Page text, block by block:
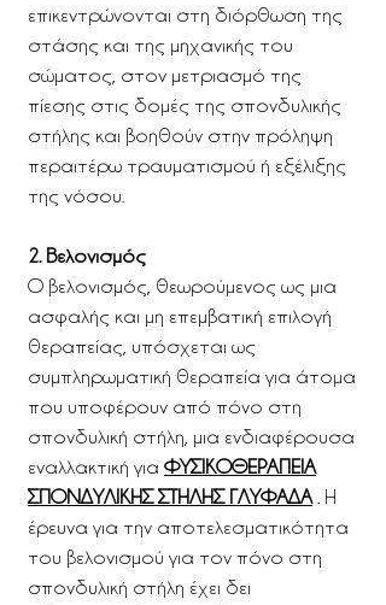
επικεντρώνονται στη διόρθωση της
στάσης και της μηχανικής του
σώματος, στον μετριασμό της
πίεσης στις δομές της σπονδυλικής
στήλης και βοηθούν στην πρόληψη
περαιτέρω τραυματισμού ή εξέλιξης
της νόσου.
2. Βελονισμός
Ο βελονισμός, θεωρούμενος ως μια
ασφαλής και μη επεμβατική επιλογή
θεραπείας, υπόσχεται ως
συμπληρωματική θεραπεία για άτομα
που υποφέρουν από πόνο στη
σπονδυλική στήλη, μια ενδιαφέρουσα
εναλλακτική για ΦΥΣΙΚΟΘΕΡΑΠΕΙΑ
ΣΠΟΝΔΥΛΙΚΗΣ ΣΤΗΛΗΣ ΓΛΥΦΑΔΑ. Η
έρευνα για την αποτελεσματικότητα
του βελονισμού για τον πόνο στη
σπονδυλική στήλη έχει δει